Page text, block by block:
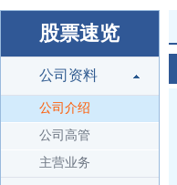
股票速览
公司资料
公司介绍
公司高管
主营业务